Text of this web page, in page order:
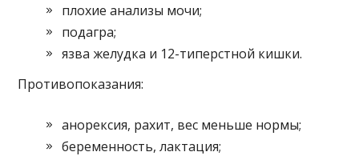
плохие анализы мочи;
подагра;
язва желудка и 12-типерстной кишки.
Противопоказания:
анорексия, рахит, вес меньше нормы;
беременность, лактация;